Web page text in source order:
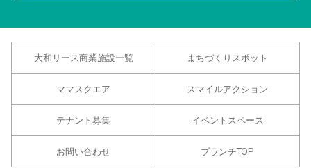
大和リース商業施設一覧 まちづくりスポット
ママスクエア スマイルアクション
テナント募集 イベントスペース
お問い合わせ ブランチTOP